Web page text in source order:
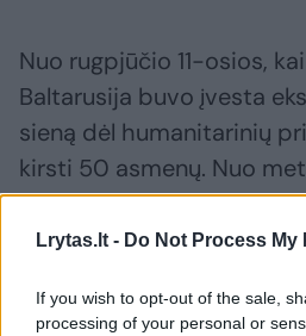
Lrytas.lt - Do Not Process
If you wish to opt-out of the sale,
processing of your personal or
Nuo rugpjūčio 11-osios,
Baltarusija buvo įvesta
sieną dėl humanitarinių
kirsti 50 asmenų. Nuo
sulaikyti 402 trečiųjų
kirtę valstybės sieną.
Labai padaugėjus